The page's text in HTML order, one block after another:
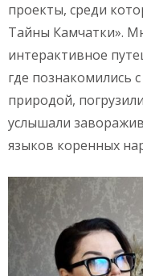
проекты, среди
Тайны Камчатки».
интерактивное
где познакомились
природой,
услышали
языков коренных